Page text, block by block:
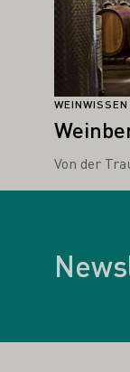
WEINWISSEN
Von der